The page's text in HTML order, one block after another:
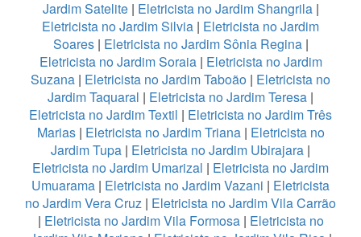
Jardim Satelite| Eletricista no Jardim Shangrila|
Eletricista no Jardim Silvia | Eletricista no Jardim
Soares| Eletricista no Jardim Sônia Regina|
Eletricista no Jardim Soraia| Eletricista no Jardim
Suzana | Eletricista no Jardim Taboão | Eletricista no
Jardim Taquaral | Eletricista no Jardim Teresa |
Eletricista no Jardim Textil | Eletricista no Jardim Três
Marias| Eletricista no Jardim Triana| Eletricista no
Jardim Tupa | Eletricista no Jardim Ubirajara |
Eletricista no Jardim Umarizal | Eletricista no Jardim
Umuarama | Eletricista no Jardim Vazani | Eletricista
no Jardim Vera Cruz | Eletricista no Jardim Vila Carrão
| Eletricista no Jardim Vila Formosa| Eletricista no